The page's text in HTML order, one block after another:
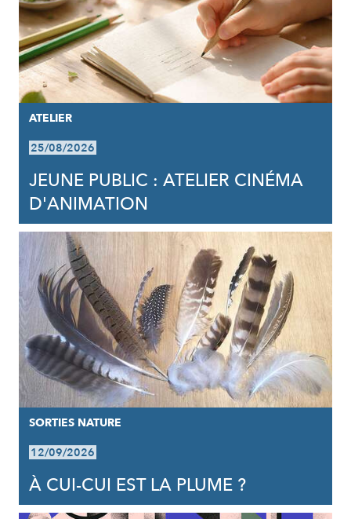
ATELIER
25/08/2026
JEUNE PUBLIC : ATELIER CINÉMA
D'ANIMATION
SORTIES NATURE
12/09/2026
À CUI-CUI EST LA PLUME ?